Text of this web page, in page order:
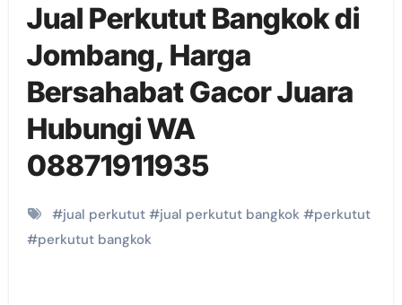
Jual Perkutut Bangkok di
Jombang, Harga
Bersahabat Gacor Juara
Hubungi WA
08871911935
#jual perkutut#jual perkutut bangkok#perkutut
#perkutut bangkok